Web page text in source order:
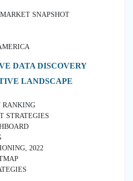
SNAPSHOT
DATA DISCOVERY
LANDSCAPE
RANKING
STRATEGIES
2022